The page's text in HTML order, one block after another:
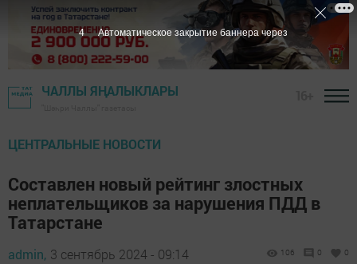
ЧАЛЛЫ ЯҢАЛЫКЛАРЫ
ЦЕНТРАЛЬНЫЕ НОВОСТИ
Составлен новый рейтинг злостных
неплательщиков за нарушения ПДД в
Татарстане
admin, 3 сентябрь 2024 - 09:14 106 0 0
3 Автоматическое закрытие баннера через